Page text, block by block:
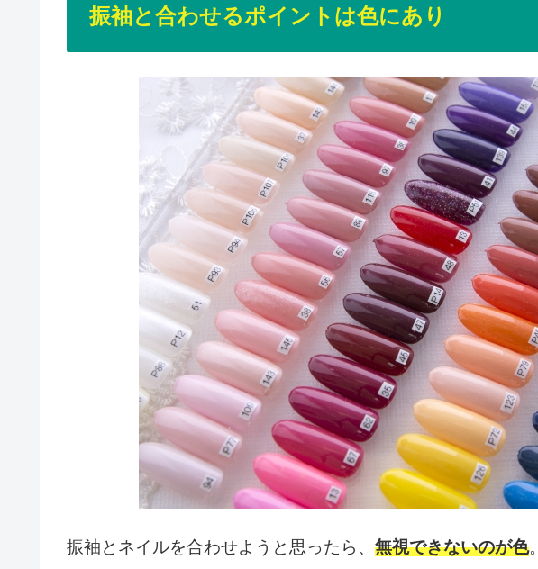
振袖と合わせるポイントは色にあり
振袖とネイルを合わせようと思ったら、 無視できないのが色。